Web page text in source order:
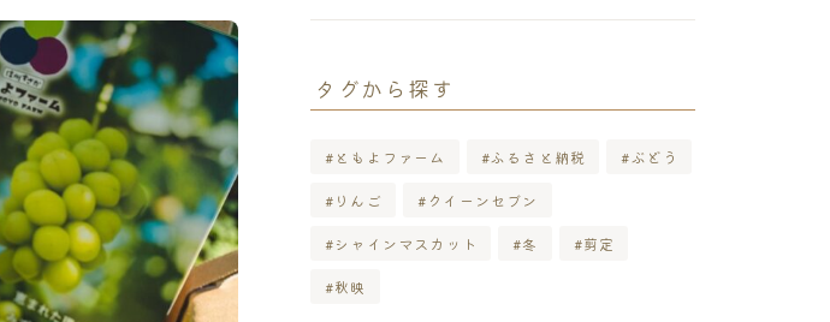
タグから探す
ともよファーム ふるさと納税 ぶどう
りんご クイーンセブン
シャインマスカット 冬 剪定
秋映